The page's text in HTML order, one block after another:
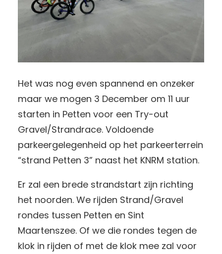
Het was nog even spannend en onzeker
maar we mogen 3 December om 11 uur
starten in Petten voor een Try-out
Gravel/Strandrace. Voldoende
parkeergelegenheid op het parkeerterrein
“strand Petten 3” naast het KNRM station.
Er zal een brede strandstart zijn richting
het noorden. We rijden Strand/Gravel
rondes tussen Petten en Sint
Maartenszee. Of we die rondes tegen de
klok in rijden of met de klok mee zal voor